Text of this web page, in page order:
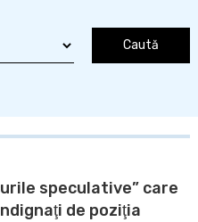
speculative” care
de poziţia